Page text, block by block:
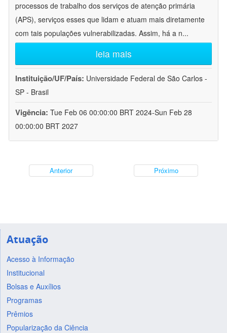
processos de trabalho dos serviços de atenção primária
(APS), serviços esses que lidam e atuam mais diretamente
com tais populações vulnerabilizadas. Assim, há a n...
leia mais
Instituição/UF/País: Universidade Federal de São Carlos -
SP - Brasil
Vigência: Tue Feb 06 00:00:00 BRT 2024-Sun Feb 28
00:00:00 BRT 2027
Anterior Próximo
Atuação
Acesso à Informação
Institucional
Bolsas e Auxílios
Programas
Prêmios
Popularização da Ciência